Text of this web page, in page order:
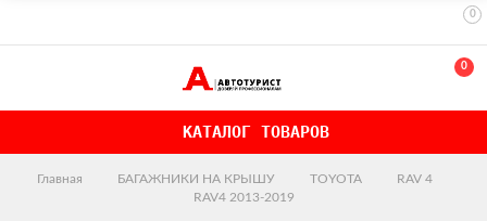
0
0
КАТАЛОГ ТОВАРОВ
Главная БАГАЖНИКИ НА КРЫШУ TOYOTA
RAV 4
RAV4 2013-2019